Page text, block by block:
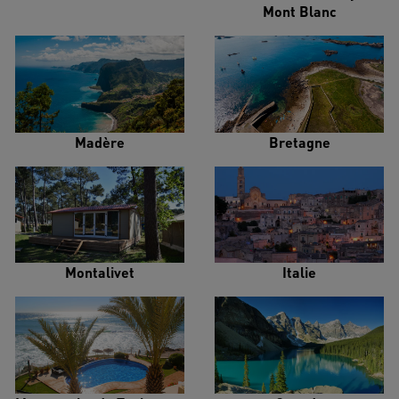
Mont Blanc
Madère Bretagne
Montalivet Italie